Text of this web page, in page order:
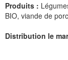
Produits :
BIO, viande de
Distribution le